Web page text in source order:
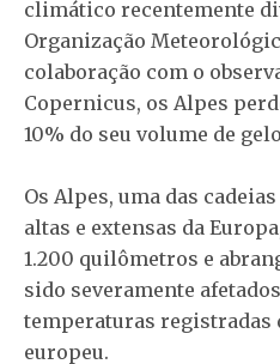
climático recentemente
Organização
colaboração com o
Copernicus, os Alpes
10% do seu volume de
Os Alpes, uma das
altas e extensas da
1.200 quilômetros e
sido severamente
temperaturas registradas
europeu.